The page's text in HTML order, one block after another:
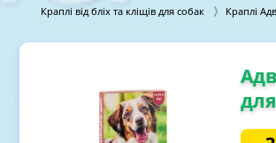
Краплі від бліх та кліщів для собак Краплі